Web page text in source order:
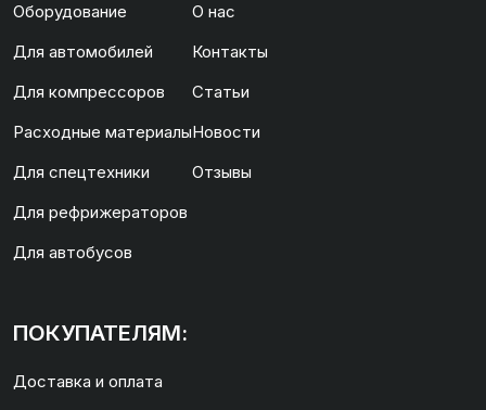
Оборудование
Для автомобилей
Для компрессоров
Расходные материалы
Для спецтехники
Для рефрижераторов
Для автобусов
О нас
Контакты
Статьи
Новости
Отзывы
ПОКУПАТЕЛЯМ:
Доставка и оплата